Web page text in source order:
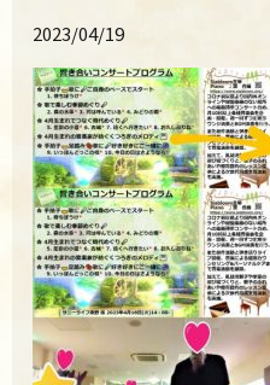
2023/04/19